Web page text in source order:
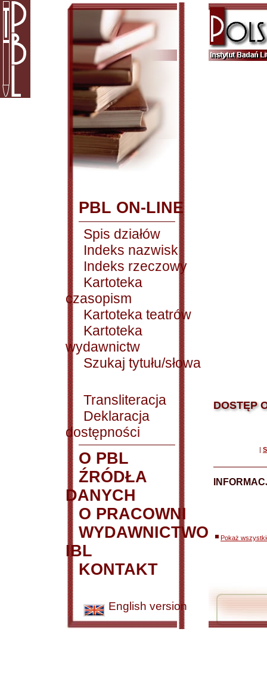
PBL ON-LINE
Spis działów
Indeks nazwisk
Indeks rzeczowy
Kartoteka
czasopism
Kartoteka teatrów
Kartoteka
wydawnictw
Szukaj tytułu/słowa
Transliteracja
Deklaracja
dostępności
O PBL
ŹRÓDŁA
DANYCH
O PRACOWNI
WYDAWNICTWO
IBL
KONTAKT
English version
DOSTĘP
|
Pokaż